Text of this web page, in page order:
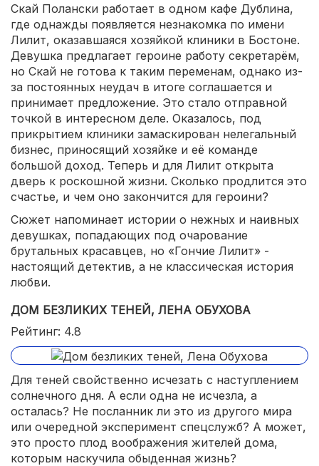
Скай Полански работает в одном кафе Дублина,
где однажды появляется незнакомка по имени
Лилит, оказавшаяся хозяйкой клиники в Бостоне.
Девушка предлагает героине работу секретарём,
но Скай не готова к таким переменам, однако из-
за постоянных неудач в итоге соглашается и
принимает предложение. Это стало отправной
точкой в интересном деле. Оказалось, под
прикрытием клиники замаскирован нелегальный
бизнес, приносящий хозяйке и её команде
большой доход. Теперь и для Лилит открыта
дверь к роскошной жизни. Сколько продлится это
счастье, и чем оно закончится для героини?
Сюжет напоминает истории о нежных и наивных
девушках, попадающих под очарование
брутальных красавцев, но «Гончие Лилит» -
настоящий детектив, а не классическая история
любви.
ДОМ БЕЗЛИКИХ ТЕНЕЙ, ЛЕНА ОБУХОВА
Рейтинг: 4.8
Для теней свойственно исчезать с наступлением
солнечного дня. А если одна не исчезла, а
осталась? Не посланник ли это из другого мира
или очередной эксперимент спецслужб? А может,
это просто плод воображения жителей дома,
которым наскучила обыденная жизнь?